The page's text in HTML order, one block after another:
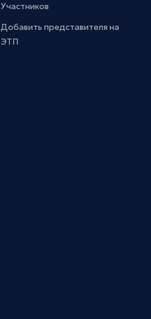
Участников
Добавить представителя на
ЭТП